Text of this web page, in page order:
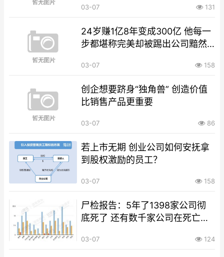
03-07 131
24岁赚1亿8年变成300亿 他每一
步都堪称完美却被踢出公司黯然
03-07 158
创企想要跻身“独角兽” 创造价值
比销售产品更重要
03-07 86
若上市无期 创业公司如何安抚拿
到股权激励的员工？
03-07 158
尸检报告：5年了1398家公司彻
底死了 还有数千家公司在死亡线
03-07 124